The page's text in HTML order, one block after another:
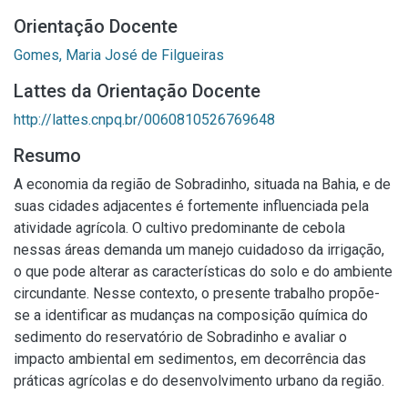
Orientação Docente
Gomes, Maria José de Filgueiras
Lattes da Orientação Docente
http://lattes.cnpq.br/0060810526769648
Resumo
A economia da região de Sobradinho, situada na Bahia, e de
suas cidades adjacentes é fortemente influenciada pela
atividade agrícola. O cultivo predominante de cebola
nessas áreas demanda um manejo cuidadoso da irrigação,
o que pode alterar as características do solo e do ambiente
circundante. Nesse contexto, o presente trabalho propõe-
se a identificar as mudanças na composição química do
sedimento do reservatório de Sobradinho e avaliar o
impacto ambiental em sedimentos, em decorrência das
práticas agrícolas e do desenvolvimento urbano da região.